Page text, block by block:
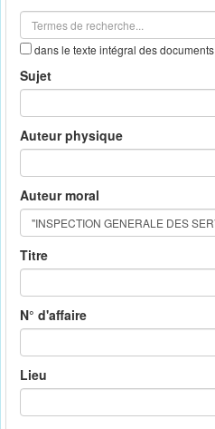
dans le texte intégral des documents
Sujet
Auteur physique
Auteur moral
Titre
N° d'affaire
Lieu